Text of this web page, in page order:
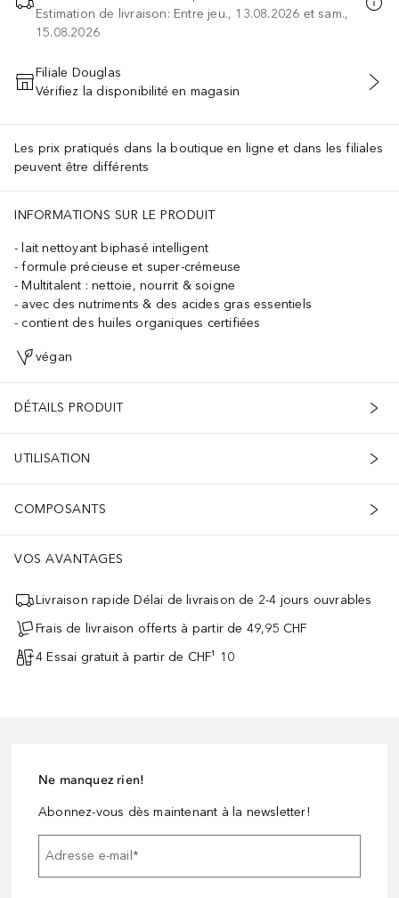
Estimation de livraison: Entre jeu., 13.08.2026 et sam.,
15.08.2026
AJOUTER AU PANIER
Filiale Douglas
Vérifiez la disponibilité en magasin
Les prix pratiqués dans la boutique en ligne et dans les filiales
peuvent être différents
INFORMATIONS SUR LE PRODUIT
lait nettoyant biphasé intelligent
formule précieuse et super-crémeuse
Multitalent : nettoie, nourrit & soigne
avec des nutriments & des acides gras essentiels
contient des huiles organiques certifiées
végan
DÉTAILS PRODUIT
UTILISATION
COMPOSANTS
VOS AVANTAGES
Livraison rapide Délai de livraison de 2-4 jours ouvrables
Frais de livraison offerts à partir de 49,95 CHF
4 Essai gratuit à partir de CHF¹ 10
Ne manquez rien!
Abonnez-vous dès maintenant à la newsletter!
Adresse e-mail*